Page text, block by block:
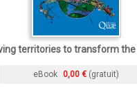
territories to transform
eBook 0,00 € (gratuit)